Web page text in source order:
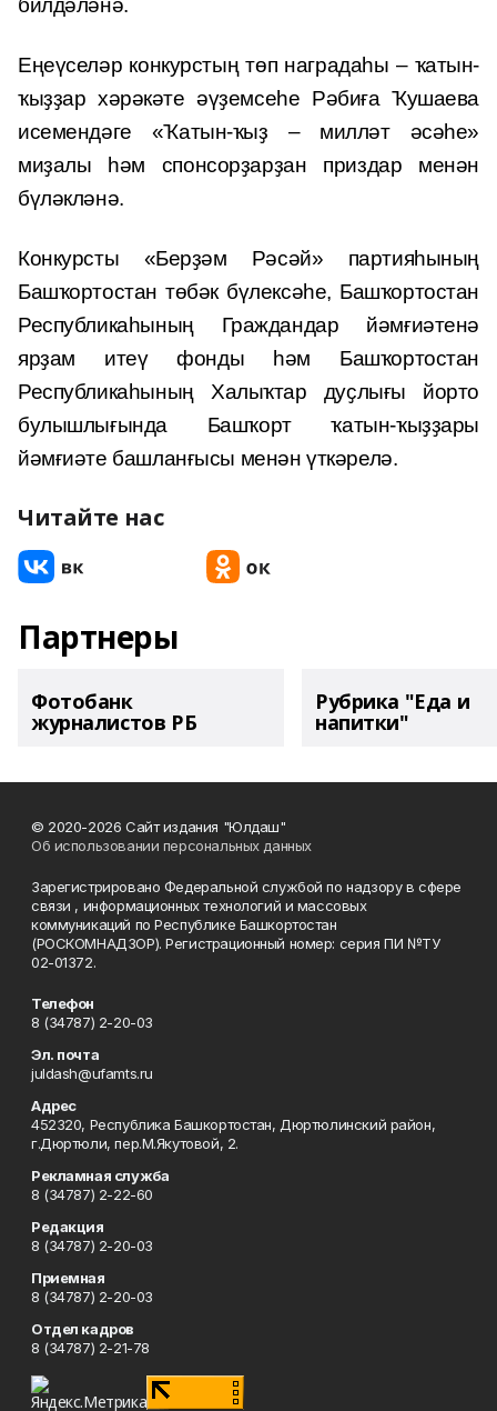
билдәләнә.
Еңеүселәр конкурстың төп наградаһы – ҡатын-
ҡыҙҙар хәрәкәте әүҙемсеһе Рәбиға Ҡушаева
исемендәге «Ҡатын-ҡыҙ – милләт әсәһе»
миҙалы һәм спонсорҙарҙан приздар менән
бүләкләнә.
Конкурсты «Берҙәм Рәсәй» партияһының
Башҡортостан төбәк бүлексәһе, Башҡортостан
Республикаһының Граждандар йәмғиәтенә
ярҙам итеү фонды һәм Башҡортостан
Республикаһының Халыҡтар дуҫлығы йорто
булышлығында Башҡорт ҡатын-ҡыҙҙары
йәмғиәте башланғысы менән үткәрелә.
Читайте нас
Партнеры
Фотобанк
журналистов РБ
Рубрика "Еда и
напитки"
© 2020-2026 Сайт издания "Юлдаш"
Об использовании персональных данных
Зарегистрировано Федеральной службой по надзору в сфере
связи , информационных технологий и массовых
коммуникаций по Республике Башкортостан
(РОСКОМНАДЗОР). Регистрационный номер: серия ПИ №ТУ
02-01372.
Телефон
8 (34787) 2-20-03
Эл. почта
juldash@ufamts.ru
Адрес
452320, Республика Башкортостан, Дюртюлинский район,
г.Дюртюли, пер.М.Якутовой, 2.
Рекламная служба
8 (34787) 2-22-60
Редакция
8 (34787) 2-20-03
Приемная
8 (34787) 2-20-03
Отдел кадров
8 (34787) 2-21-78